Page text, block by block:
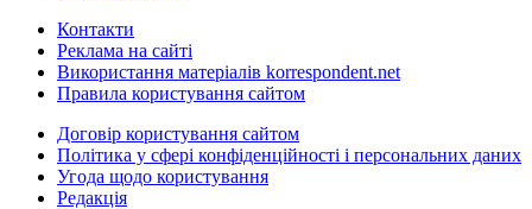
Контакти
Реклама на сайті
Використання матеріалів korrespondent.net
Правила користування сайтом
Договір користування сайтом
Політика у сфері конфіденційності і персональних даних
Угода щодо користування
Редакція